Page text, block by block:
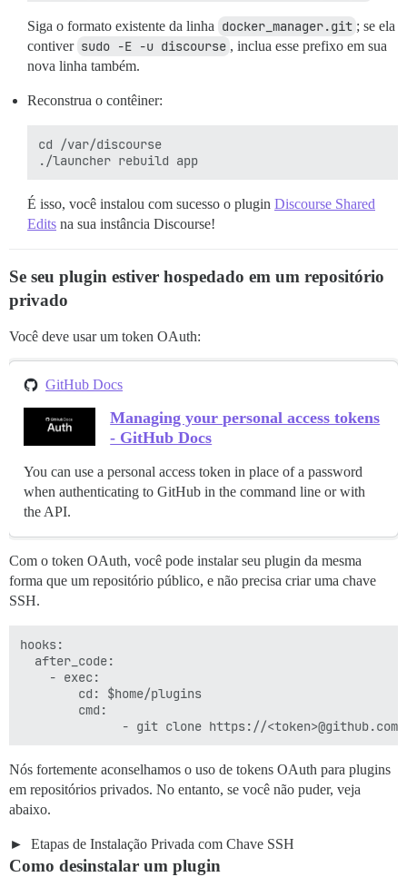
Siga o formato existente da linha docker_manager.git ; se ela
contiver sudo -E -u discourse , inclua esse prefixo em sua
nova linha também.
Reconstrua o contêiner:
cd /var/discourse
É isso, você instalou com sucesso o plugin Discourse Shared
Edits na sua instância Discourse!
Se seu plugin estiver hospedado em um repositório
privado
Você deve usar um token OAuth:
GitHub Docs
Managing your personal access tokens
- GitHub Docs
You can use a personal access token in place of a password
when authenticating to GitHub in the command line or with
the API.
Com o token OAuth, você pode instalar seu plugin da mesma
forma que um repositório público, e não precisa criar uma chave
SSH.
hooks:
  after_code:
    - exec:
        cd: $home/plugins
        cmd:
Nós fortemente aconselhamos o uso de tokens OAuth para plugins
em repositórios privados. No entanto, se você não puder, veja
abaixo.
Etapas de Instalação Privada com Chave SSH
Como desinstalar um plugin